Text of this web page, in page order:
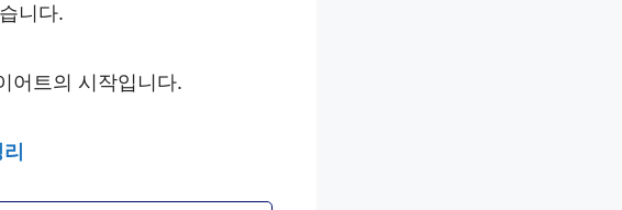
니다.
어트의 시작입니다.